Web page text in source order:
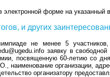
форме на указанный
и других
не менее 5 участников,
заявку в
посвященную 60-летию со
наименование организации,
организатору